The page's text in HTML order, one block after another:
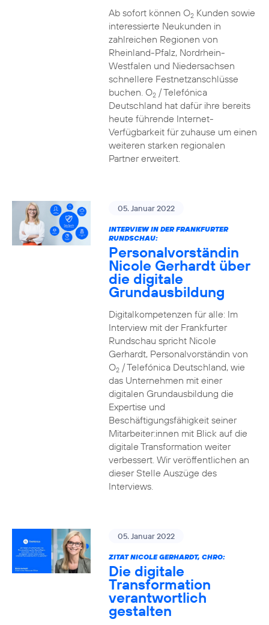
Ab sofort können O2Kunden sowie
interessierte Neukunden in
zahlreichen Regionen von
Rheinland-Pfalz, Nordrhein-
Westfalen und Niedersachsen
schnellere Festnetzanschlüsse
buchen. O2/ Telefónica
Deutschland hat dafür ihre bereits
heute führende Internet-
Verfügbarkeit für zuhause um einen
weiteren starken regionalen
Partner erweitert.
05. Januar 2022
INTERVIEW IN DER FRANKFURTER
RUNDSCHAU:
Personalvorständin
Nicole Gerhardt über
die digitale
Grundausbildung
Digitalkompetenzen für alle: Im
Interview mit der Frankfurter
Rundschau spricht Nicole
Gerhardt, Personalvorständin von
O2/ Telefónica Deutschland, wie
das Unternehmen mit einer
digitalen Grundausbildung die
Expertise und
Beschäftigungsfähigkeit seiner
Mitarbeiter:innen mit Blick auf die
digitale Transformation weiter
verbessert. Wir veröffentlichen an
dieser Stelle Auszüge des
Interviews.
05. Januar 2022
ZITAT NICOLE GERHARDT, CHRO:
Die digitale
Transformation
verantwortlich
gestalten